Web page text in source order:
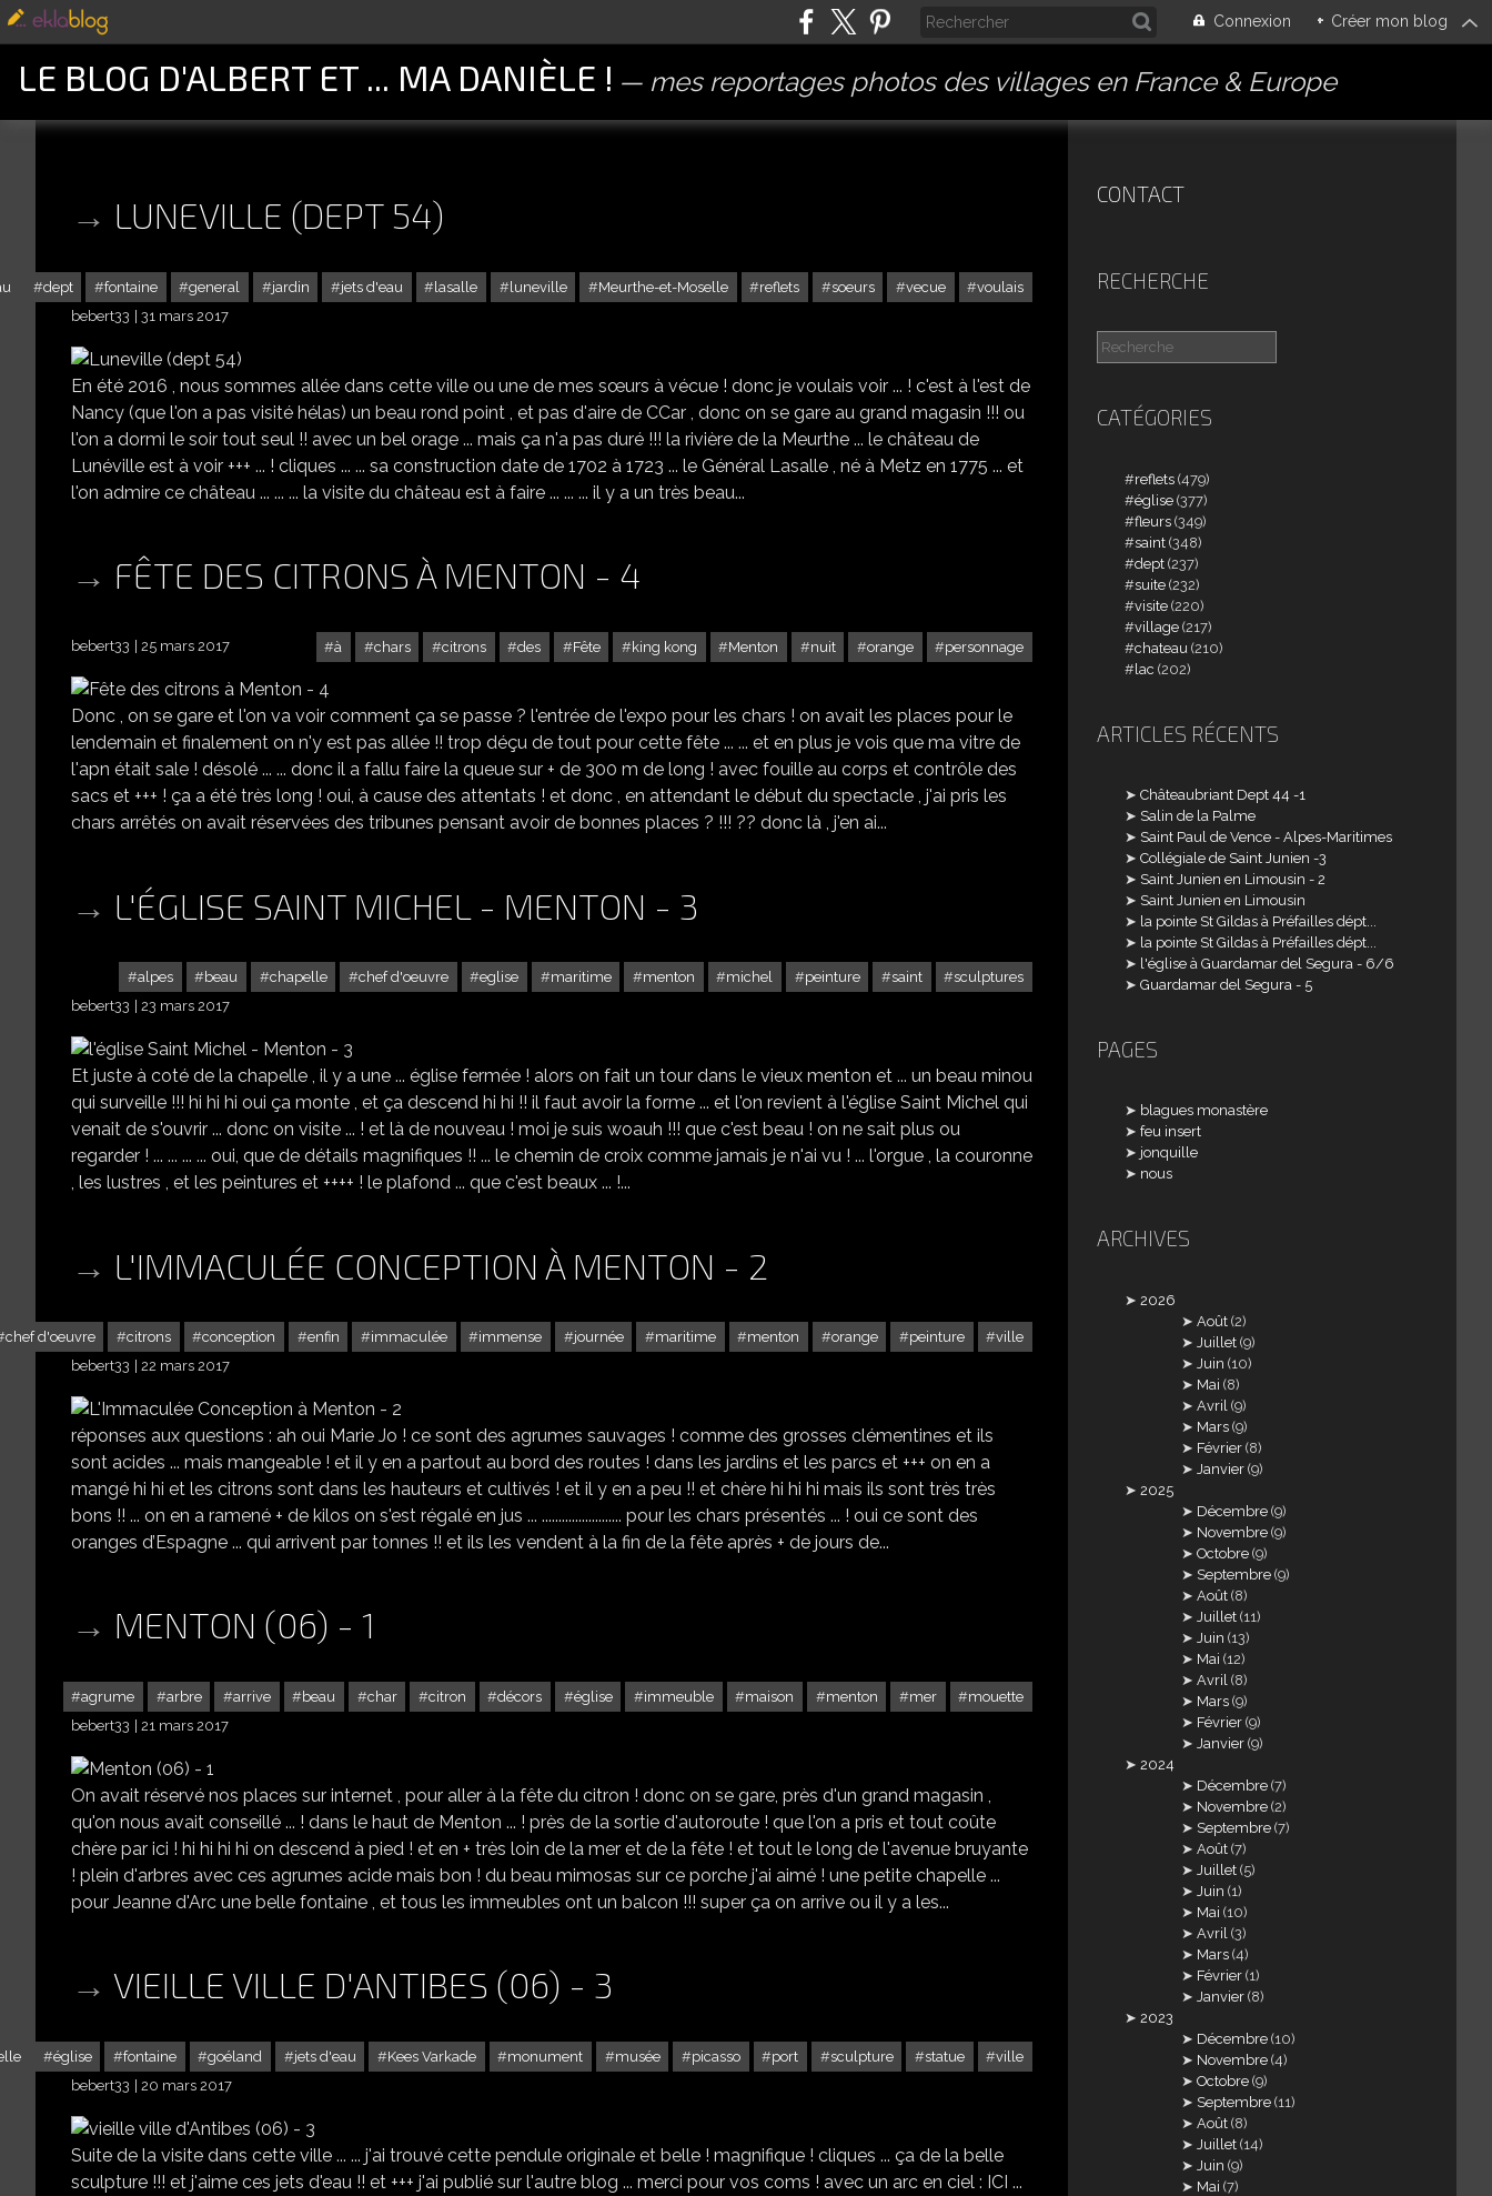
Connexion + Créer mon blog
LE BLOG D'ALBERT ET ... MA DANIÈLE ! mes reportages photos des villages en France & Europe
LUNEVILLE (DEPT 54)
dept fontaine general jardin jets d'eau lasalle luneville Meurthe-et-Moselle reflets soeurs vecue
voulais
bebert33
31 mars 2017
En été 2016 , nous sommes allée dans cette ville ou une de mes sœurs à vécue ! donc je voulais voir ... ! c'est à l'est de
Nancy (que l'on a pas visité hélas) un beau rond point , et pas d'aire de CCar , donc on se gare au grand magasin !!! ou
l'on a dormi le soir tout seul !! avec un bel orage ... mais ça n'a pas duré !!! la rivière de la Meurthe ... le château de
Lunéville est à voir +++ ... ! cliques ... ... sa construction date de 1702 à 1723 ... le Général Lasalle , né à Metz en 1775 ... et
l'on admire ce château ... ... ... la visite du château est à faire ... ... ... il y a un très beau...
FÊTE DES CITRONS À MENTON - 4
à chars citrons des Fête king kong Menton nuit orange personnage
bebert33 25 mars 2017 FÊTE DES CITRONS À MENTON - 4
Donc , on se gare et l'on va voir comment ça se passe ? l'entrée de l'expo pour les chars ! on avait les places pour le
lendemain et finalement on n'y est pas allée !! trop déçu de tout pour cette fête ... ... et en plus je vois que ma vitre de
l'apn était sale ! désolé ... ... donc il a fallu faire la queue sur + de 300 m de long ! avec fouille au corps et contrôle des
sacs et +++ ! ça a été très long ! oui, à cause des attentats ! et donc , en attendant le début du spectacle , j'ai pris les
chars arrêtés on avait réservées des tribunes pensant avoir de bonnes places ? !!! ?? donc là , j'en ai...
L'ÉGLISE SAINT MICHEL - MENTON - 3
alpes beau chapelle chef d'oeuvre eglise maritime menton michel peinture saint
sculptures
bebert33
23 mars 2017
Et juste à coté de la chapelle , il y a une ... église fermée ! alors on fait un tour dans le vieux menton et ... un beau minou
qui surveille !!! hi hi hi oui ça monte , et ça descend hi hi !! il faut avoir la forme ... et l'on revient à l'église Saint Michel qui
venait de s'ouvrir ... donc on visite ... ! et là de nouveau ! moi je suis woauh !!! que c'est beau ! on ne sait plus ou
regarder ! ... ... ... ... oui, que de détails magnifiques !! ... le chemin de croix comme jamais je n'ai vu ! ... l'orgue , la couronne
, les lustres , et les peintures et ++++ ! le plafond ... que c'est beaux ... !...
L'IMMACULÉE CONCEPTION À MENTON - 2
chef d'oeuvre citrons conception enfin immaculée immense journée maritime menton orange peinture
ville
bebert33
22 mars 2017
réponses aux questions : ah oui Marie Jo ! ce sont des agrumes sauvages ! comme des grosses clémentines et ils
sont acides ... mais mangeable ! et il y en a partout au bord des routes ! dans les jardins et les parcs et +++ on en a
mangé hi hi et les citrons sont dans les hauteurs et cultivés ! et il y en a peu !! et chère hi hi hi mais ils sont très très
bons !! ... on en a ramené + de kilos on s'est régalé en jus ... ........................ pour les chars présentés ... ! oui ce sont des
oranges d’Espagne ... qui arrivent par tonnes !! et ils les vendent à la fin de la fête après + de jours de...
MENTON (06) - 1
agrume arbre arrive beau char citron décors église immeuble maison menton mer
mouette
bebert33
21 mars 2017
On avait réservé nos places sur internet , pour aller à la fête du citron ! donc on se gare, près d'un grand magasin ,
qu'on nous avait conseillé ... ! dans le haut de Menton ... ! près de la sortie d'autoroute ! que l'on a pris et tout coûte
chère par ici ! hi hi hi hi on descend à pied ! et en + très loin de la mer et de la fête ! et tout le long de l'avenue bruyante
! plein d'arbres avec ces agrumes acide mais bon ! du beau mimosas sur ce porche j'ai aimé ! une petite chapelle ...
pour Jeanne d'Arc une belle fontaine , et tous les immeubles ont un balcon !!! super ça on arrive ou il y a les...
VIEILLE VILLE D'ANTIBES (06) - 3
église fontaine goéland jets d'eau Kees Varkade monument musée picasso port sculpture statue
ville
bebert33
20 mars 2017
Suite de la visite dans cette ville ... ... j'ai trouvé cette pendule originale et belle ! magnifique ! cliques ... ça de la belle
sculpture !!! et j'aime ces jets d'eau !! et +++ j'ai publié sur l'autre blog ... merci pour vos coms ! avec un arc en ciel : ICI ...
CONTACT
RECHERCHE
CATÉGORIES
reflets (479)
église (377)
fleurs (349)
saint (348)
dept (237)
suite (232)
visite (220)
village (217)
chateau (210)
lac (202)
ARTICLES RÉCENTS
Châteaubriant Dept 44 -1
Salin de la Palme
Saint Paul de Vence - Alpes-Maritimes
Collégiale de Saint Junien -3
Saint Junien en Limousin - 2
Saint Junien en Limousin
la pointe St Gildas à Préfailles dépt...
la pointe St Gildas à Préfailles dépt...
l'église à Guardamar del Segura - 6/6
Guardamar del Segura - 5
PAGES
blagues monastère
feu insert
jonquille
nous
ARCHIVES
2026
Août (2)
Juillet (9)
Juin (10)
Mai (8)
Avril (9)
Mars (9)
Février (8)
Janvier (9)
2025
Décembre (9)
Novembre (9)
Octobre (9)
Septembre (9)
Août (8)
Juillet (11)
Juin (13)
Mai (12)
Avril (8)
Mars (9)
Février (9)
Janvier (9)
2024
Décembre (7)
Novembre (2)
Septembre (7)
Août (7)
Juillet (5)
Juin (1)
Mai (10)
Avril (3)
Mars (4)
Février (1)
Janvier (8)
2023
Décembre (10)
Novembre (4)
Octobre (9)
Septembre (11)
Août (8)
Juillet (14)
Juin (9)
Mai (7)